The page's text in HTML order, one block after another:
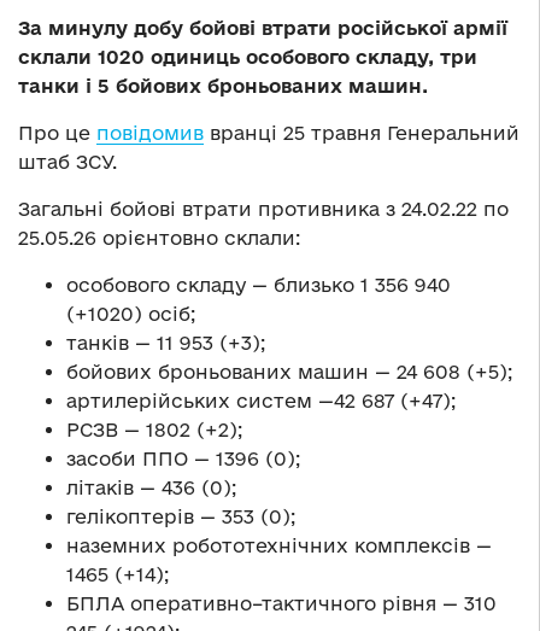
За минулу добу бойові втрати російської армії
склали 1020 одиниць особового складу, три
танки і 5 бойових броньованих машин.
Про це повідомив вранці 25 травня Генеральний
штаб ЗСУ.
Загальні бойові втрати противника з 24.02.22 по
25.05.26 орієнтовно склали:
особового складу — близько 1 356 940
(+1020) осіб;
танків — 11 953 (+3);
бойових броньованих машин — 24 608 (+5);
артилерійських систем —42 687 (+47);
РСЗВ — 1802 (+2);
засоби ППО — 1396 (0);
літаків — 436 (0);
гелікоптерів — 353 (0);
наземних робототехнічних комплексів —
1465 (+14);
БПЛА оперативно–тактичного рівня — 310